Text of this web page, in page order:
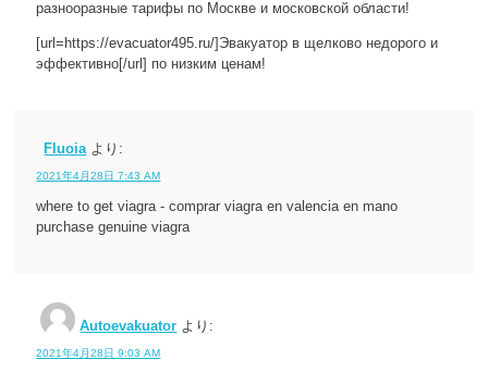
разнооразные тарифы по Москве и московской области!
[url=https://evacuator495.ru/]Эвакуатор в щелково недорого и
эффективно[/url] по низким ценам!
Fluoia より:
2021年4月28日 7:43 AM
where to get viagra - comprar viagra en valencia en mano
purchase genuine viagra
Autoevakuator より:
2021年4月28日 9:03 AM